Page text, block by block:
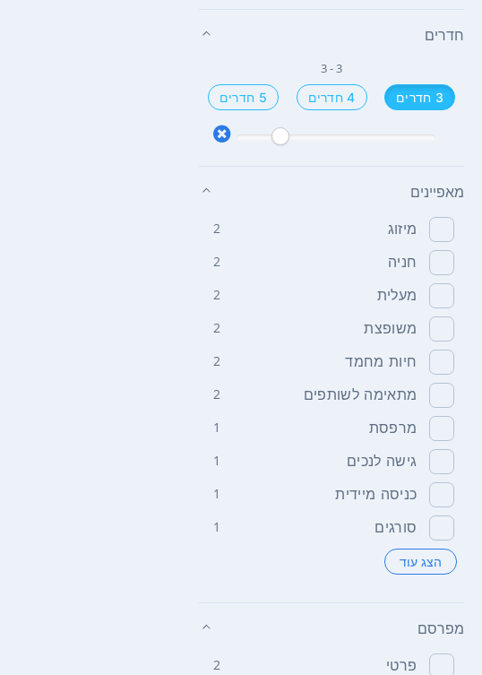
חדרים
3 - 3
3 חדרים 4 חדרים 5 חדרים
מאפיינים
מיזוג 2
חניה 2
מעלית 2
משופצת 2
חיות מחמד 2
מתאימה לשותפים 2
מרפסת 1
גישה לנכים 1
כניסה מיידית 1
סורגים 1
הצג עוד
מפרסם
פרטי 2